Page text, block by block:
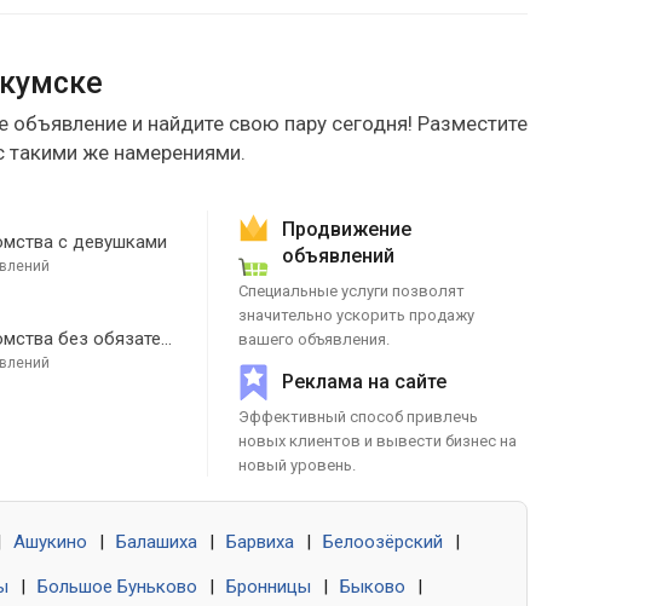
и найдите свою пару сегодня! Разместите
такими же намерениями.
с девушками
Знакомства без обязательств
Продвижение
объявлений
Специальные услуги позволят
значительно ускорить продажу
вашего объявления.
Реклама на сайте
Эффективный способ привлечь
новых клиентов и вывести бизнес на
новый уровень.
Ашукино Балашиха Барвиха Белоозёрский
Большое Буньково Бронницы Быково